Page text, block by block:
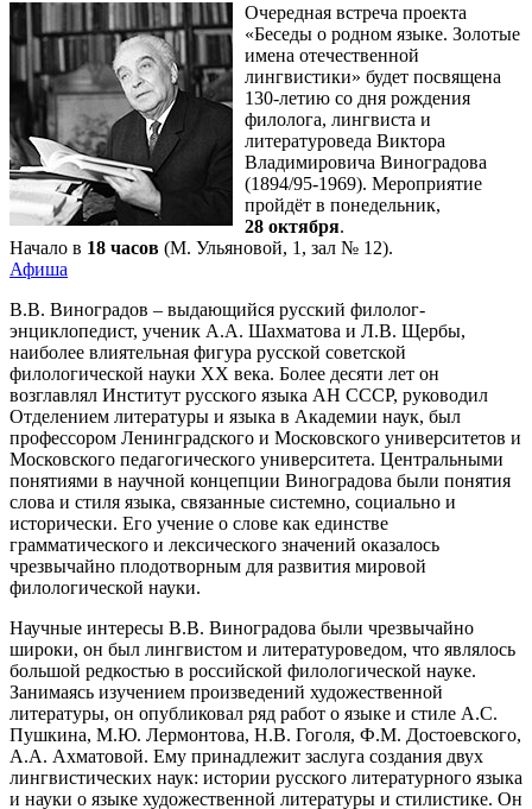
Очередная встреча проекта
«Беседы о родном языке. Золотые
имена отечественной
лингвистики» будет посвящена
130-летию со дня рождения
филолога, лингвиста и
литературоведа Виктора
Владимировича Виноградова
(1894/95-1969). Мероприятие
пройдёт в понедельник,
28 октября.
Начало в 18 часов (М. Ульяновой, 1, зал № 12).
Афиша
В.В. Виноградов – выдающийся русский филолог-
энциклопедист, ученик А.А. Шахматова и Л.В. Щербы,
наиболее влиятельная фигура русской советской
филологической науки XX века. Более десяти лет он
возглавлял Институт русского языка АН СССР, руководил
Отделением литературы и языка в Академии наук, был
профессором Ленинградского и Московского университетов и
Московского педагогического университета. Центральными
понятиями в научной концепции Виноградова были понятия
слова и стиля языка, связанные системно, социально и
исторически. Его учение о слове как единстве
грамматического и лексического значений оказалось
чрезвычайно плодотворным для развития мировой
филологической науки.
Научные интересы В.В. Виноградова были чрезвычайно
широки, он был лингвистом и литературоведом, что являлось
большой редкостью в российской филологической науке.
Занимаясь изучением произведений художественной
литературы, он опубликовал ряд работ о языке и стиле А.С.
Пушкина, М.Ю. Лермонтова, Н.В. Гоголя, Ф.М. Достоевского,
А.А. Ахматовой. Ему принадлежит заслуга создания двух
лингвистических наук: истории русского литературного языка
и науки о языке художественной литературы и стилистике. Он